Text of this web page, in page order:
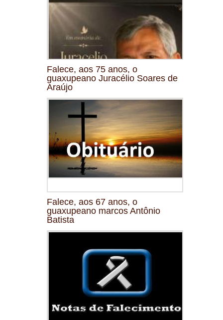
Falece, aos 75 anos, o
guaxupeano Juracélio Soares de
Araújo
Falece, aos 67 anos, o
guaxupeano marcos Antônio
Batista